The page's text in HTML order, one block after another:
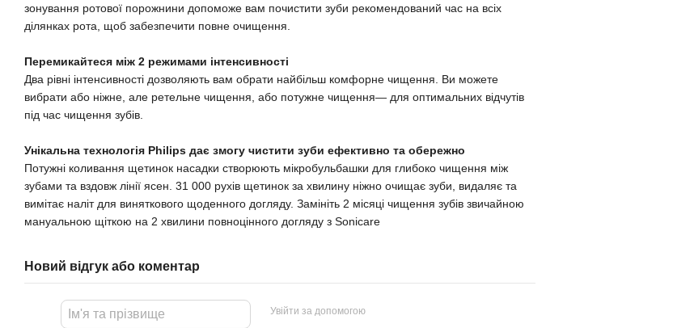
зонування ротової порожнини допоможе вам почистити зуби рекомендований час на всіх
ділянках рота, щоб забезпечити повне очищення.
Перемикайтеся між 2 режимами інтенсивності
Два рівні інтенсивності дозволяють вам обрати найбільш комфорне чищення. Ви можете
вибрати або ніжне, але ретельне чищення, або потужне чищення— для оптимальних відчутів
під час чищення зубів.
Унікальна технологія Philips дає змогу чистити зуби ефективно та обережно
Потужні коливання щетинок насадки створюють мікробульбашки для глибоко чищення між
зубами та вздовж лінії ясен. 31 000 рухів щетинок за хвилину ніжно очищає зуби, видаляє та
вимітає наліт для виняткового щоденного догляду. Замініть 2 місяці чищення зубів звичайною
мануальною щіткою на 2 хвилини повноцінного догляду з Sonicare
Новий відгук або коментар
Увійти за допомогою